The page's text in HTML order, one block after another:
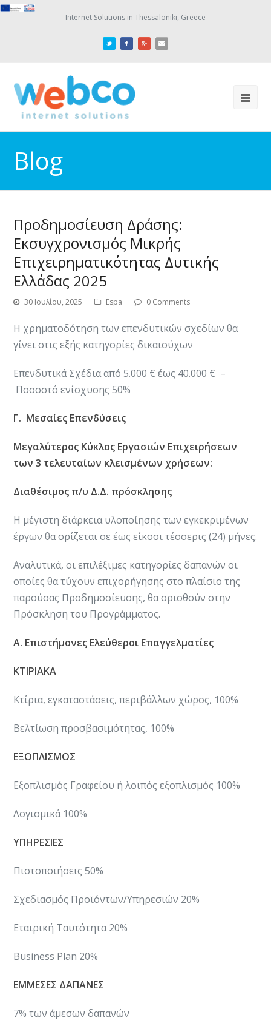
Internet Solutions in Thessaloniki, Greece
Blog
Προδημοσίευση Δράσης:
Εκσυγχρονισμός Μικρής
Επιχειρηματικότητας Δυτικής
Ελλάδας 2025
30 Ιουλίου, 2025 Espa 0 Comments
H χρηματοδότηση των επενδυτικών σχεδίων θα
γίνει στις εξής κατηγορίες δικαιούχων
Επενδυτικά Σχέδια από 5.000 € έως 40.000 € –
Ποσοστό ενίσχυσης 50%
Γ. Μεσαίες Επενδύσεις
Μεγαλύτερος Κύκλος Εργασιών Επιχειρήσεων
των 3 τελευταίων κλεισμένων χρήσεων:
Διαθέσιμος π/υ Δ.Δ. πρόσκλησης
Η μέγιστη διάρκεια υλοποίησης των εγκεκριμένων
έργων θα ορίζεται σε έως είκοσι τέσσερις (24) μήνες.
Αναλυτικά, οι επιλέξιμες κατηγορίες δαπανών οι
οποίες θα τύχουν επιχορήγησης στο πλαίσιο της
παρούσας Προδημοσίευσης, θα ορισθούν στην
Πρόσκληση του Προγράμματος.
Α. Επιστήμονες Ελεύθεροι Επαγγελματίες
ΚΤΙΡΙΑΚΑ
Κτίρια, εγκαταστάσεις, περιβάλλων χώρος, 100%
​Βελτίωση προσβασιμότητας, 100%
ΕΞΟΠΛΙΣΜΟΣ
Εξοπλισμός Γραφείου ή λοιπός εξοπλισμός 100%
​Λογισμικά 100%
ΥΠΗΡΕΣΙΕΣ
Πιστοποιήσεις 50%
​Σχεδιασμός Προϊόντων/Υπηρεσιών 20%
​Εταιρική Ταυτότητα 20%
​Business Plan 20%
ΕΜΜΕΣΕΣ ΔΑΠΑΝΕΣ
7% των άμεσων δαπανών